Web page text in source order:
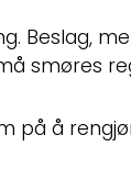
Beslag,
smøres
på å